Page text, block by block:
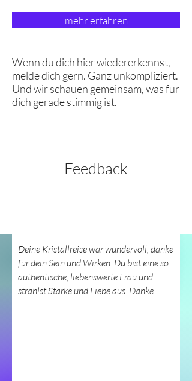
mehr erfahren
Wenn du dich hier wiedererkennst,
melde dich gern. Ganz unkompliziert.
Und wir schauen gemeinsam, was für
dich gerade stimmig ist.
Feedback
Deine Kristallreise war wundervoll, danke
für dein Sein und Wirken. Du bist eine so
authentische, liebenswerte Frau und
strahlst Stärke und Liebe aus. Danke